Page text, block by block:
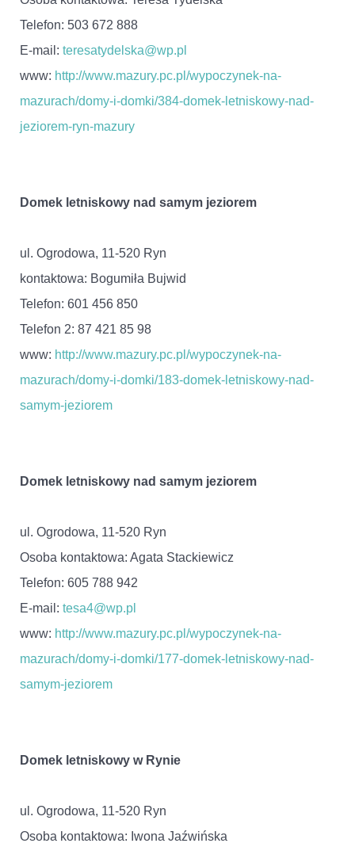
Telefon: 503 672 888
E-mail: teresatydelska@wp.pl
www: http://www.mazury.pc.pl/wypoczynek-na-
mazurach/domy-i-domki/384-domek-letniskowy-nad-
jeziorem-ryn-mazury
Domek letniskowy nad samym jeziorem
ul. Ogrodowa, 11-520 Ryn
kontaktowa: Bogumiła Bujwid
Telefon: 601 456 850
Telefon 2: 87 421 85 98
www: http://www.mazury.pc.pl/wypoczynek-na-
mazurach/domy-i-domki/183-domek-letniskowy-nad-
samym-jeziorem
Domek letniskowy nad samym jeziorem
ul. Ogrodowa, 11-520 Ryn
Osoba kontaktowa: Agata Stackiewicz
Telefon: 605 788 942
E-mail: tesa4@wp.pl
www: http://www.mazury.pc.pl/wypoczynek-na-
mazurach/domy-i-domki/177-domek-letniskowy-nad-
samym-jeziorem
Domek letniskowy w Rynie
ul. Ogrodowa, 11-520 Ryn
Osoba kontaktowa: Iwona Jaźwińska